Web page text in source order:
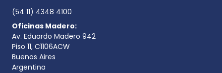
(54 11) 4348 4100
Oficinas Madero:
Av. Eduardo Madero 942
Piso 11, C1106ACW
Buenos Aires
Argentina